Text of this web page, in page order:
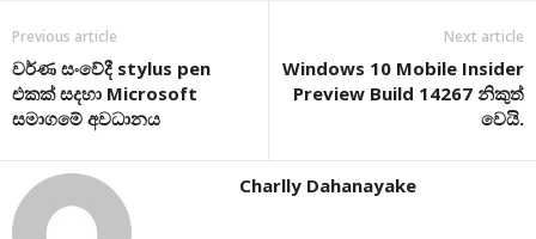
Previous article
වර්ණ සංවේදී stylus pen
එකක් සදහා Microsoft
සමාගමේ අවධානය
Next article
Windows 10 Mobile Insider
Preview Build 14267 නිකුත්
වෙයි.
Charlly Dahanayake